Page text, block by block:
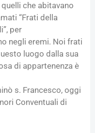
che abitavano
“Frati della
per
negli eremi. Noi frati
luogo dalla sua
di appartenenza è
s. Francesco, oggi
Conventuali di